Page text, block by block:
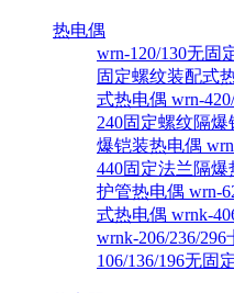
热电偶
wrn-120/130无固
固定螺纹装配式
式热电偶 wrn-
240固定螺纹隔
爆铠装热电偶
440固定法兰隔爆
护管热电偶 wrn-
式热电偶 wrnk-
wrnk-206/236/
106/136/196无固